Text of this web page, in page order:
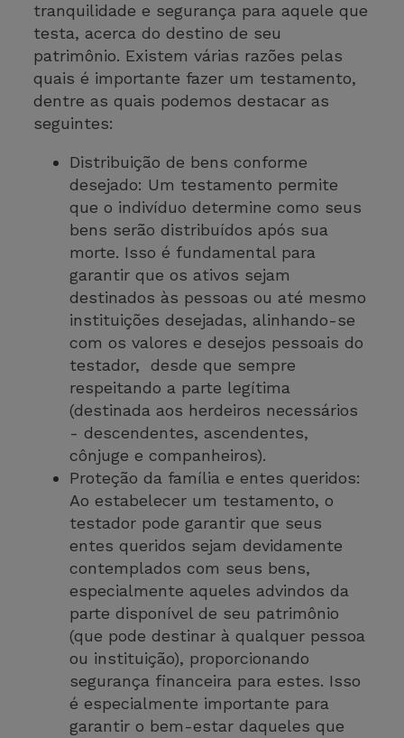
tranquilidade e segurança para aquele que
testa, acerca do destino de seu
patrimônio. Existem várias razões pelas
quais é importante fazer um testamento,
dentre as quais podemos destacar as
seguintes:
Distribuição de bens conforme
desejado: Um testamento permite
que o indivíduo determine como seus
bens serão distribuídos após sua
morte. Isso é fundamental para
garantir que os ativos sejam
destinados às pessoas ou até mesmo
instituições desejadas, alinhando-se
com os valores e desejos pessoais do
testador, desde que sempre
respeitando a parte legítima
(destinada aos herdeiros necessários
- descendentes, ascendentes,
cônjuge e companheiros).
Proteção da família e entes queridos:
Ao estabelecer um testamento, o
testador pode garantir que seus
entes queridos sejam devidamente
contemplados com seus bens,
especialmente aqueles advindos da
parte disponível de seu patrimônio
(que pode destinar à qualquer pessoa
ou instituição), proporcionando
segurança financeira para estes. Isso
é especialmente importante para
garantir o bem-estar daqueles que